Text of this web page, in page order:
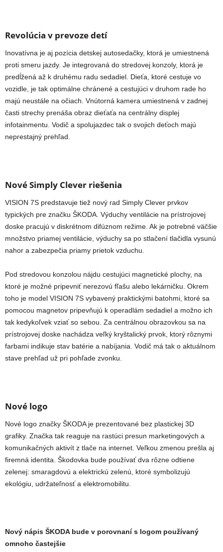
Revolúcia v prevoze detí
Inovatívna je aj pozícia detskej autosedačky, ktorá je umiestnená
proti smeru jazdy. Je integrovaná do stredovej konzoly, ktorá je
predĺžená až k druhému radu sedadiel. Dieťa, ktoré cestuje vo
vozidle, je tak optimálne chránené a cestujúci v druhom rade ho
majú neustále na očiach. Vnútorná kamera umiestnená v zadnej
časti strechy prenáša obraz dieťaťa na centrálny displej
infotainmentu. Vodič a spolujazdec tak o svojich deťoch majú
neprestajný prehľad.
Nové Simply Clever riešenia
VISION 7S predstavuje tiež nový rad Simply Clever prvkov
typických pre značku ŠKODA. Výduchy ventilácie na prístrojovej
doske pracujú v diskrétnom difúznom režime. Ak je potrebné väčšie
množstvo priamej ventilácie, výduchy sa po stlačení tlačidla vysunú
nahor a zabezpečia priamy prietok vzduchu.
Pod stredovou konzolou nájdu cestujúci magnetické plochy, na
ktoré je možné pripevniť nerezovú fľašu alebo lekárničku. Okrem
toho je model VISION 7S vybavený praktickými batohmi, ktoré sa
pomocou magnetov pripevňujú k operadlám sedadiel a možno ich
tak kedykoľvek vziať so sebou. Za centrálnou obrazovkou sa na
prístrojovej doske nachádza veľký kryštalický prvok, ktorý rôznymi
farbami indikuje stav batérie a nabíjania. Vodič má tak o aktuálnom
stave prehľad už pri pohľade zvonku.
Nové logo
Nové logo značky ŠKODA je prezentované bez plastickej 3D
grafiky. Značka tak reaguje na rastúci presun marketingových a
komunikačných aktivít z tlače na internet. Veľkou zmenou prešla aj
firemná identita. Škodovka bude používať dva rôzne odtiene
zelenej: smaragdovú a elektrickú zelenú, ktoré symbolizujú
ekológiu, udržateľnosť a elektromobilitu.
Nový nápis ŠKODA bude v porovnaní s logom používaný
omnoho častejšie